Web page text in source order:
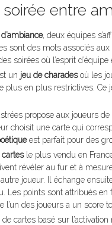
entre
, deux équipes
sont des mots associés
soirées où l’esprit
un jeu de charadesoù les
plus en plus restrictives. Ce
propose aux joueurs de
choisit une carte qui
est parfait pour des
cartesle plus vendu en
révéler au fur et à
joueur. Il échange
Les points sont attribués
l’un des joueurs a un
de cartes basé sur